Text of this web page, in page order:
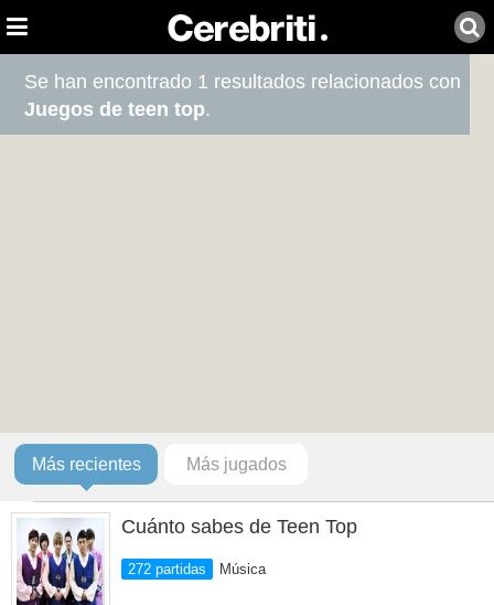
Se han encontrado 1 resultados relacionados con
Juegos de teen top.
Más recientes Más jugados
Cuánto sabes de Teen Top
272 partidas Música